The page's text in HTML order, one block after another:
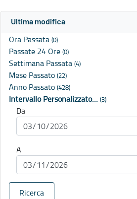
Ultima modifica
Ora Passata (0)
Passate 24 Ore (0)
Settimana Passata (4)
Mese Passato (22)
Anno Passato (428)
Intervallo Personalizzato… (3)
Da
A
Ricerca